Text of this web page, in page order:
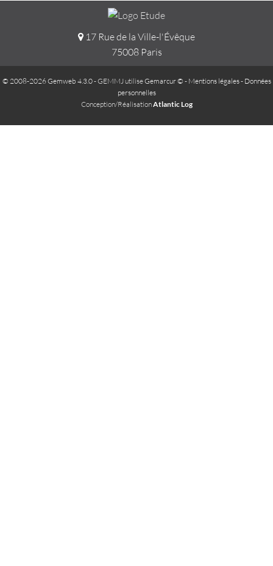
17 Rue de la Ville-l'Évêque
75008 Paris
© 2008-2026 Gemweb 4.3.0- GEMMJ utiliseGemarcur © - Mentions légales- Données
personnelles
Conception/RéalisationAtlantic Log